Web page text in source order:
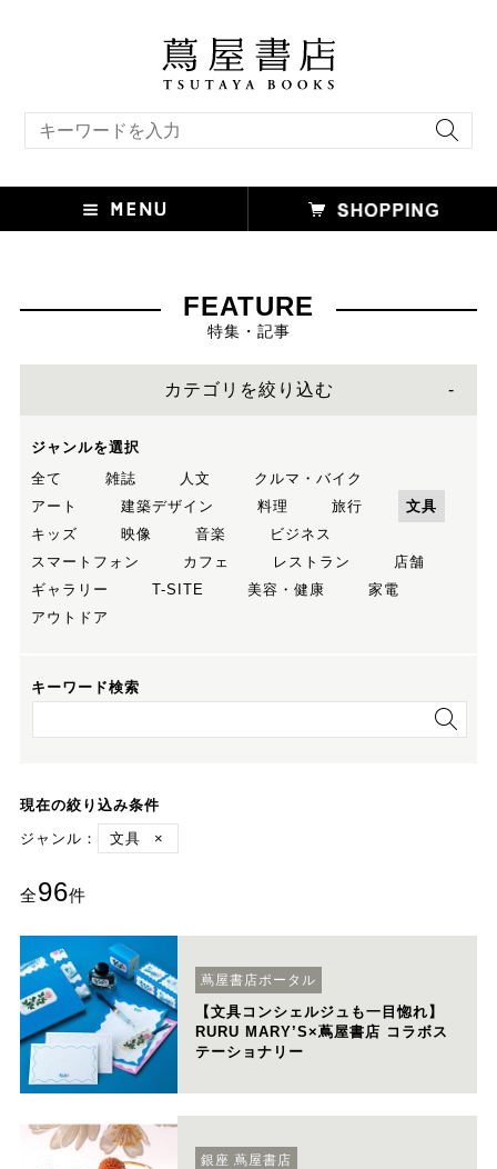
FEATURE
特集・記事
カテゴリを絞り込む
ジャンルを選択
全て
雑誌 人文
クルマ・バイク
アート
建築デザイン 料理 旅行
文具
キッズ
映像 音楽
ビジネス
スマートフォン
カフェ レストラン
店舗
ギャラリー
T-SITE 美容・健康
家電
アウトドア
キーワード検索
現在の絞り込み条件
ジャンル：
文具 ×
全96件
蔦屋書店ポータル
【文具コンシェルジュも一目惚れ】
RURU MARY’S×蔦屋書店 コラボス
テーショナリー
銀座 蔦屋書店